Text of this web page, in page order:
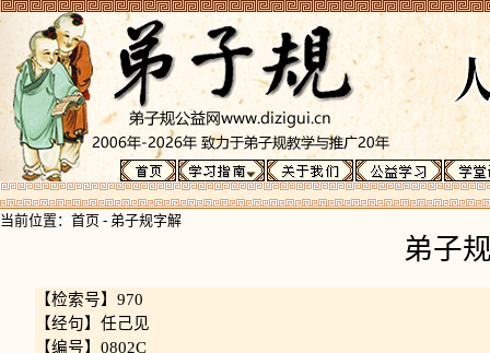
当前位置： 首页 - 弟子规字解
弟子
【检索号】970
【经句】任己见
【编号】0802C